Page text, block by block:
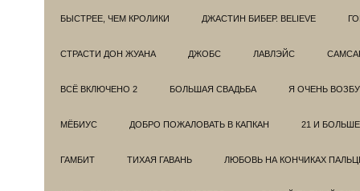
БЫСТРЕЕ, ЧЕМ КРОЛИКИ ДЖАСТИН БИБЕР. BELIEVE
СТРАСТИ ДОН ЖУАНА ДЖОБС ЛАВЛЭЙС
ВСЁ ВКЛЮЧЕНО 2 БОЛЬШАЯ СВАДЬБА Я ОЧЕНЬ
МЁБИУС ДОБРО ПОЖАЛОВАТЬ В КАПКАН 21 И БОЛЬШЕ
ГАМБИТ ТИХАЯ ГАВАНЬ ЛЮБОВЬ НА КОНЧИКАХ